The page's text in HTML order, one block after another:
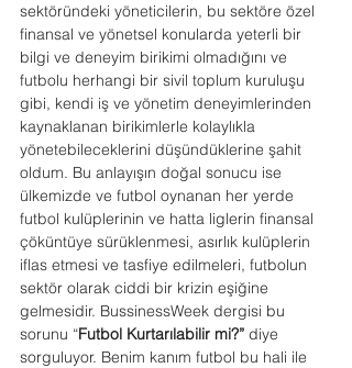
sektöründeki yöneticilerin, bu sektöre özel
finansal ve yönetsel konularda yeterli bir
bilgi ve deneyim birikimi olmadığını ve
futbolu herhangi bir sivil toplum kuruluşu
gibi, kendi iş ve yönetim deneyimlerinden
kaynaklanan birikimlerle kolaylıkla
yönetebileceklerini düşündüklerine şahit
oldum. Bu anlayışın doğal sonucu ise
ülkemizde ve futbol oynanan her yerde
futbol kulüplerinin ve hatta liglerin finansal
çöküntüye sürüklenmesi, asırlık kulüplerin
iflas etmesi ve tasfiye edilmeleri, futbolun
sektör olarak ciddi bir krizin eşiğine
gelmesidir. BussinessWeek dergisi bu
sorunu “Futbol Kurtarılabilir mi?” diye
sorguluyor. Benim kanım futbol bu hali ile